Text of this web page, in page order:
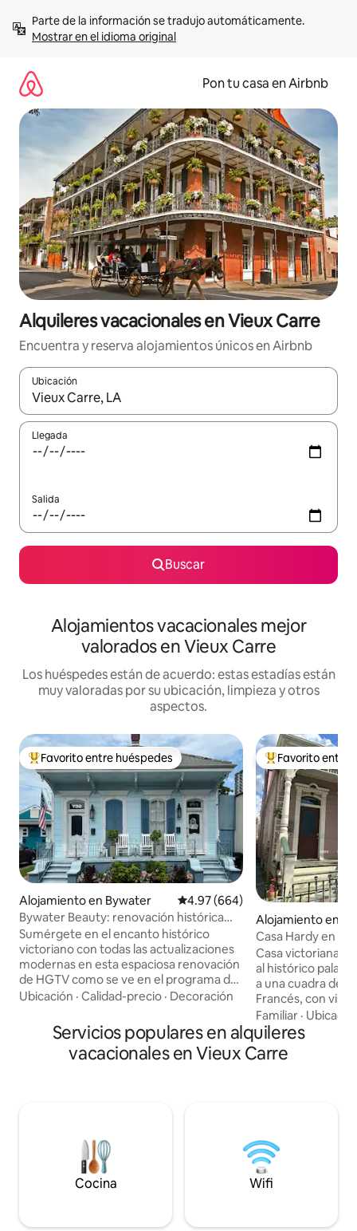
contenidoMostrar en el idioma original
Pon tu casa en Airbnb
Alquileres vacacionales en Vieux Carre
Encuentra y reserva alojamientos únicos en Airbnb
Ubicación
Cuando los resultados estén disponibles, navega con las
Llegada
Salida
Buscar
Alojamientos vacacionales mejor
valorados en Vieux Carre
Los huéspedes están de acuerdo: estas estadías están
muy valoradas por su ubicación, limpieza y otros
aspectos.
Favorito entre huéspedes preferido
Favorito entre huéspedes
Alojamiento en Bywater Calificación promedio: 4.97 de
4.97 (664)
Bywater Beauty: renovación histórica
destacada en Hgtv
Sumérgete en el encanto histórico
victoriano con todas las actualizaciones
modernas en esta espaciosa renovación
de HGTV como se ve en el programa de
televisión New Orleans Reno. La belleza
un gran porche delantero relajante,
estacionamiento gratuito en la calle día y
noche, interior elegante con techos de
Hotel Four Seasons con ropa de cama de
Hotel Collection y Ralph Lauren, 1
colchón QUEEN y 1 colchón TWIN,
elegante baño en suite con ducha y
acondicionado/calefacción central con
Ubicación · Calidad-precio · Decoración
Favorito entre
Favorito entre
Alojamiento en
Casa Hardy en el
Casa victoriana
al histórico
a una cuadra del
Francés, con
de sol en Jackson
Catedral de San
dique cuenta con
peatonal.
Anteriormente,
Emmett Hardy,
Kings.
Familiar ·
Servicios populares en alquileres
vacacionales en Vieux Carre
Cocina Wifi